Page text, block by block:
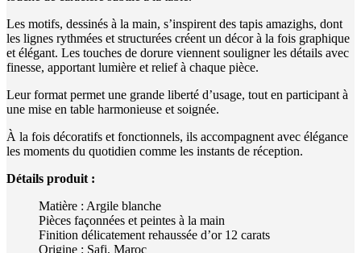
Les motifs, dessinés à la main, s’inspirent des tapis amazighs, dont
les lignes rythmées et structurées créent un décor à la fois graphique
et élégant. Les touches de dorure viennent souligner les détails avec
finesse, apportant lumière et relief à chaque pièce.
Leur format permet une grande liberté d’usage, tout en participant à
une mise en table harmonieuse et soignée.
À la fois décoratifs et fonctionnels, ils accompagnent avec élégance
les moments du quotidien comme les instants de réception.
Détails produit :
Matière : Argile blanche
Pièces façonnées et peintes à la main
Finition délicatement rehaussée d’or 12 carats
Origine : Safi, Maroc